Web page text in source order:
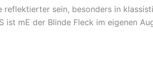
reflektierter sein, besonders in
ist mE der Blinde Fleck im eigenen